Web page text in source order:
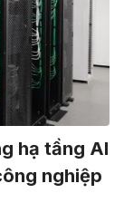
hạ tầng AI
nghiệp